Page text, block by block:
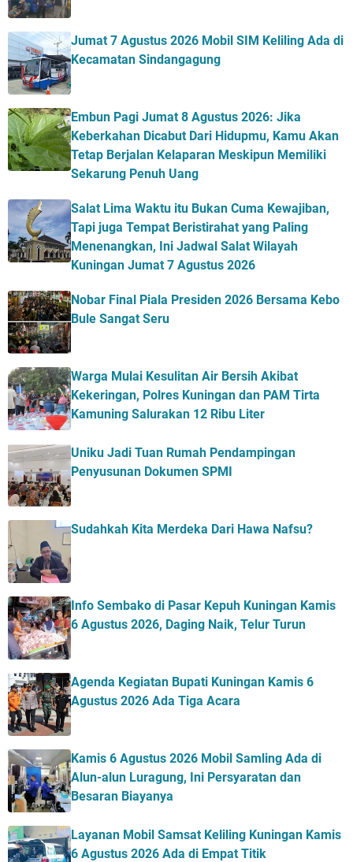
Jumat 7 Agustus 2026 Mobil SIM Keliling Ada di
Kecamatan Sindangagung
Embun Pagi Jumat 8 Agustus 2026: Jika
Keberkahan Dicabut Dari Hidupmu, Kamu Akan
Tetap Berjalan Kelaparan Meskipun Memiliki
Sekarung Penuh Uang
Salat Lima Waktu itu Bukan Cuma Kewajiban,
Tapi juga Tempat Beristirahat yang Paling
Menenangkan, Ini Jadwal Salat Wilayah
Kuningan Jumat 7 Agustus 2026
Nobar Final Piala Presiden 2026 Bersama Kebo
Bule Sangat Seru
Warga Mulai Kesulitan Air Bersih Akibat
Kekeringan, Polres Kuningan dan PAM Tirta
Kamuning Salurakan 12 Ribu Liter
Uniku Jadi Tuan Rumah Pendampingan
Penyusunan Dokumen SPMI
Sudahkah Kita Merdeka Dari Hawa Nafsu?
Info Sembako di Pasar Kepuh Kuningan Kamis
6 Agustus 2026, Daging Naik, Telur Turun
Agenda Kegiatan Bupati Kuningan Kamis 6
Agustus 2026 Ada Tiga Acara
Kamis 6 Agustus 2026 Mobil Samling Ada di
Alun-alun Luragung, Ini Persyaratan dan
Besaran Biayanya
Layanan Mobil Samsat Keliling Kuningan Kamis
6 Agustus 2026 Ada di Empat Titik